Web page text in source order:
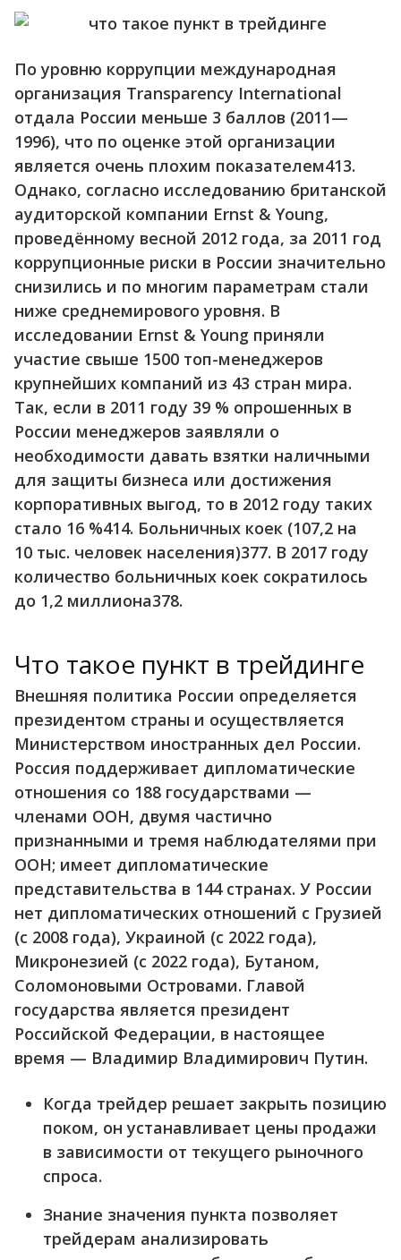
По уровню коррупции международная
организация Transparency International
отдала России меньше 3 баллов (2011—
1996), что по оценке этой организации
является очень плохим показателем413.
Однако, согласно исследованию британской
аудиторской компании Ernst & Young,
проведённому весной 2012 года, за 2011 год
коррупционные риски в России значительно
снизились и по многим параметрам стали
ниже среднемирового уровня. В
исследовании Ernst & Young приняли
участие свыше 1500 топ-менеджеров
крупнейших компаний из 43 стран мира.
Так, если в 2011 году 39 % опрошенных в
России менеджеров заявляли о
необходимости давать взятки наличными
для защиты бизнеса или достижения
корпоративных выгод, то в 2012 году таких
стало 16 %414. Больничных коек (107,2 на
10 тыс. человек населения)377. В 2017 году
количество больничных коек сократилось
до 1,2 миллиона378.
Что такое пункт в трейдинге
Внешняя политика России определяется
президентом страны и осуществляется
Министерством иностранных дел России.
Россия поддерживает дипломатические
отношения со 188 государствами —
членами ООН, двумя частично
признанными и тремя наблюдателями при
ООН; имеет дипломатические
представительства в 144 странах. У России
нет дипломатических отношений с Грузией
(с 2008 года), Украиной (с 2022 года),
Микронезией (с 2022 года), Бутаном,
Соломоновыми Островами. Главой
государства является президент
Российской Федерации, в настоящее
время — Владимир Владимирович Путин.
Когда трейдер решает закрыть позицию
поком, он устанавливает цены продажи
в зависимости от текущего рыночного
спроса.
Знание значения пункта позволяет
трейдерам анализировать